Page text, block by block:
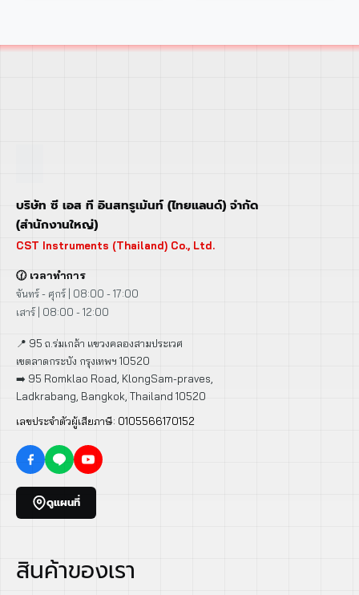
บริษัท ซี เอส ที อินสทรูเม้นท์ (ไทยแลนด์) จำกัด
(สำนักงานใหญ่)
CST Instruments (Thailand) Co., Ltd.
🕜 เวลาทำการ
จันทร์ - ศุกร์ | 08:00 - 17:00
เสาร์ | 08:00 - 12:00
📍 95 ถ.ร่มเกล้า แขวงคลองสามประเวศ
เขตลาดกระบัง กรุงเทพฯ 10520
➡️ 95 Romklao Road, KlongSam-praves,
Ladkrabang, Bangkok, Thailand 10520
เลขประจำตัวผู้เสียภาษี: 0105566170152
ดูแผนที่
สินค้าของเรา